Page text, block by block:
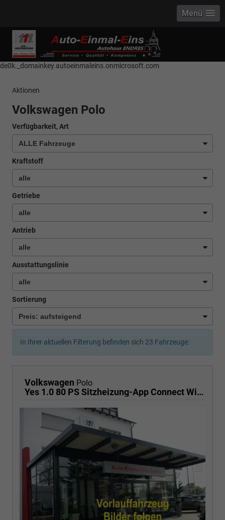
------------ Host Name : selector1._domainkey Points to address or value:
selector1-aee-de0k._domainkey.autoeinmaleins.onmicrosoft.com Host
Name : selector2._domainkey Points to address or value: selector2-aee-
de0k._domainkey.autoeinmaleins.onmicrosoft.com
Menü
Aktionen
Volkswagen Polo
Verfügbarkeit, Art
Kraftstoff
Getriebe
Antrieb
Ausstattungslinie
Sortierung
In Ihrer aktuellen Filterung befinden sich 23 Fahrzeuge:
Volkswagen Polo
Yes 1.0 80 PS Sitzheizung-App Connect Wireless-Einparkhilfe-Klima-Sofort